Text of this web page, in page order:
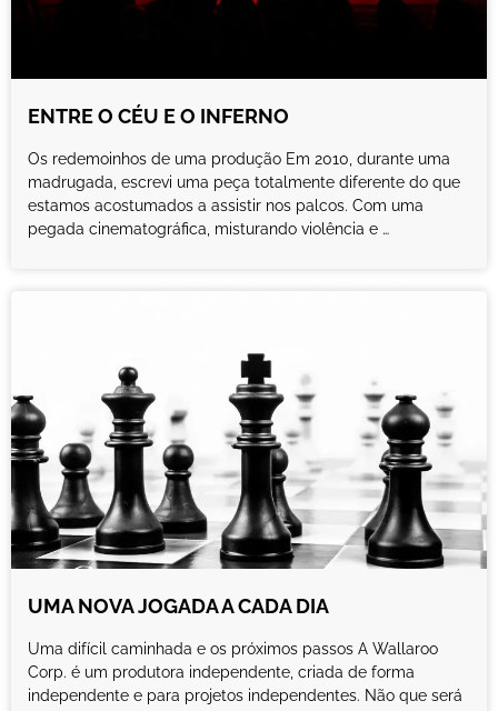
ENTRE O CÉU E O INFERNO
Os redemoinhos de uma produção Em 2010, durante uma
madrugada, escrevi uma peça totalmente diferente do que
estamos acostumados a assistir nos palcos. Com uma
pegada cinematográfica, misturando violência e …
UMA NOVA JOGADA A CADA DIA
Uma difícil caminhada e os próximos passos A Wallaroo
Corp. é um produtora independente, criada de forma
independente e para projetos independentes. Não que será